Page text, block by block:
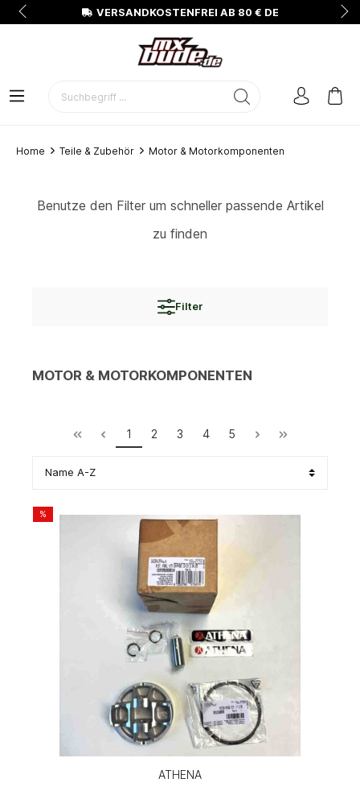
VERSANDKOSTENFREI AB 80 € DE
Home Teile & Zubehör Motor & Motorkomponenten
Benutze den Filter um schneller passende Artikel
zu finden
Filter
MOTOR & MOTORKOMPONENTEN
1 2 3 4 5
%
ATHENA